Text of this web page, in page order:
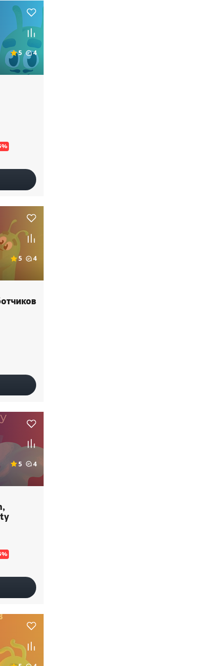
5 4
5 4
5 4